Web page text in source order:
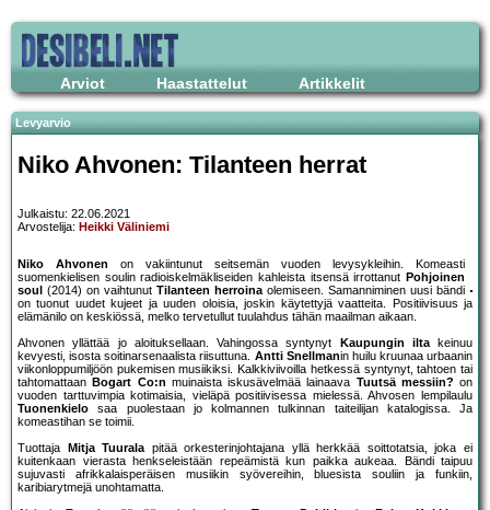
Arviot Haastattelut Artikkelit
Levyarvio
Niko Ahvonen: Tilanteen herrat
Julkaistu: 22.06.2021
Arvostelija: Heikki Väliniemi
Niko Ahvonen on vakiintunut seitsemän vuoden levysykleihin. Komeasti
suomenkielisen soulin radioiskelmäkliseiden kahleista itsensä irrottanut Pohjoinen
soul
(2014) on vaihtunut Tilanteen herroinaolemiseen. Samanniminen uusi bändi
on tuonut uudet kujeet ja uuden oloisia, joskin käytettyjä vaatteita. Positiivisuus ja
elämänilo on keskiössä, melko tervetullut tuulahdus tähän maailman aikaan.
Ahvonen yllättää jo aloituksellaan. Vahingossa syntynyt
Kaupungin iltakeinuu
kevyesti, isosta soitinarsenaalista riisuttuna. Antti Snellmanin huilu kruunaa urbaanin
viikonloppumiljöön pukemisen musiikiksi. Kalkkiviivoilla hetkessä syntynyt, tahtoen tai
tahtomattaan Bogart Co:n muinaista iskusävelmää lainaava Tuutsä messiin? on
vuoden tarttuvimpia kotimaisia, vieläpä positiivisessa mielessä. Ahvosen lempilaulu
Tuonenkielo saa puolestaan jo kolmannen tulkinnan taiteilijan katalogissa. Ja
komeastihan se toimii.
Tuottaja
Mitja Tuuralapitää orkesterinjohtajana yllä herkkää soittotatsia, joka ei
kuitenkaan vierasta henkseleistään repeämistä kun paikka aukeaa. Bändi taipuu
sujuvasti afrikkalaisperäisen musiikin syövereihin, bluesista souliin ja funkiin,
karibiarytmejä unohtamatta.